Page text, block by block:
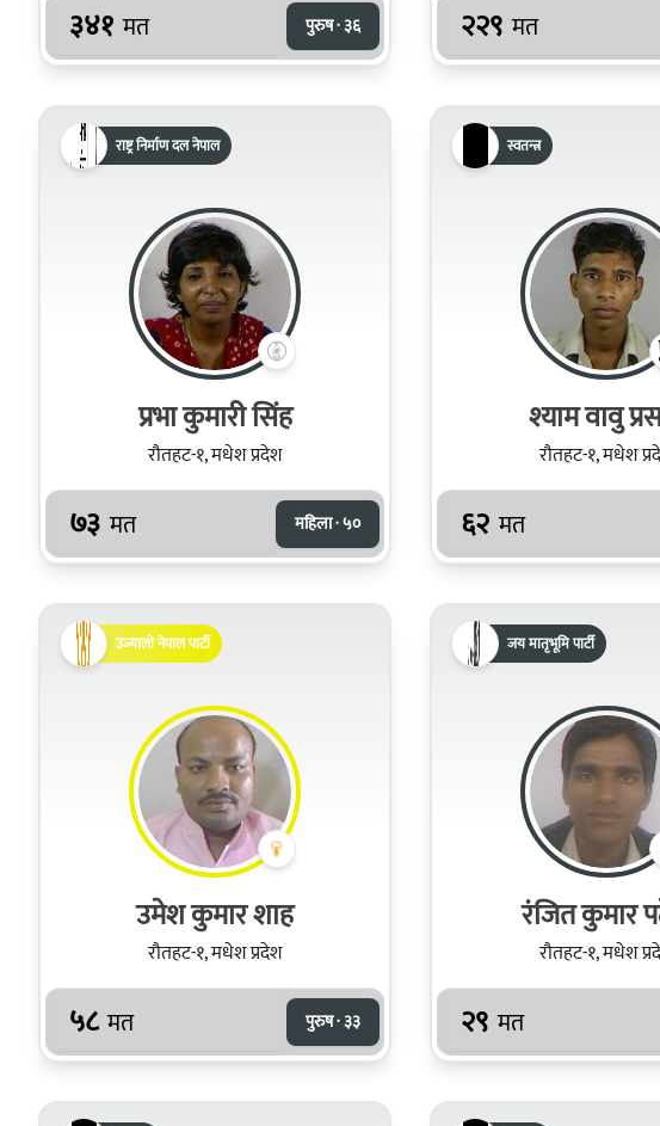
३४१ मत पुरुष · ३६ २२९ मत
राष्ट्र निर्माण दल नेपाल
प्रभा कुमारी सिंह
रौतहट-१, मधेश प्रदेश
७३ मत महिला · ५०
स्वतन्त्र
श्याम वावु
रौतहट-१, मधेश
६२ मत
उज्यालो नेपाल पार्टी
उमेश कुमार शाह
रौतहट-१, मधेश प्रदेश
५८ मत पुरुष · ३३
जय मातृभूमि पार्टी
रौतहट-१, मधेश
२९ मत